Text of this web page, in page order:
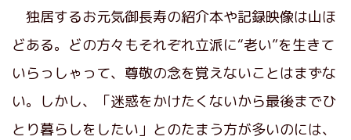
独居するお元気御長寿の紹介本や記録映像は山ほ
どある。どの方々もそれぞれ立派に“老い”を生きて
いらっしゃって、尊敬の念を覚えないことはまずな
い。しかし、「迷惑をかけたくないから最後までひ
とり暮らしをしたい」とのたまう方が多いのには、